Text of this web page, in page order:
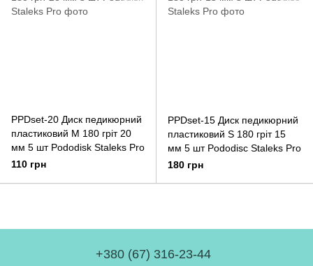
PPDset-20 Диск педикюрний
пластиковий М 180 гріт 20
мм 5 шт Pododisk Staleks Pro
110 грн
PPDset-15 Диск педикюрний
пластиковий S 180 гріт 15
мм 5 шт Pododisc Staleks Pro
180 грн
+380 (67) 316-23-44